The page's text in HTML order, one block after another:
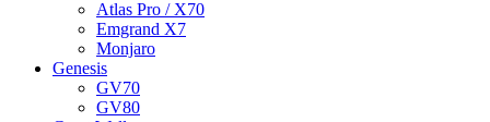
Atlas Pro / X70
Emgrand X7
Monjaro
Genesis
GV70
GV80